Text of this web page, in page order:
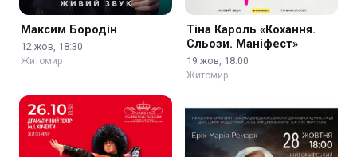
Максим Бородін
12 жов, 18:30
Житомир
Тіна Кароль «Кохання.
Сльози. Маніфест»
19 жов, 18:00
Житомир